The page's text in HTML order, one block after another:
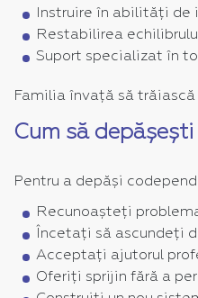
Instruire în abilități de
Restabilirea
Suport specializat în
Familia învață să
Cum să
Pentru a depăși
Recunoașteți
Încetați să ascundeți
Acceptați ajutorul
Oferiți sprijin fără a